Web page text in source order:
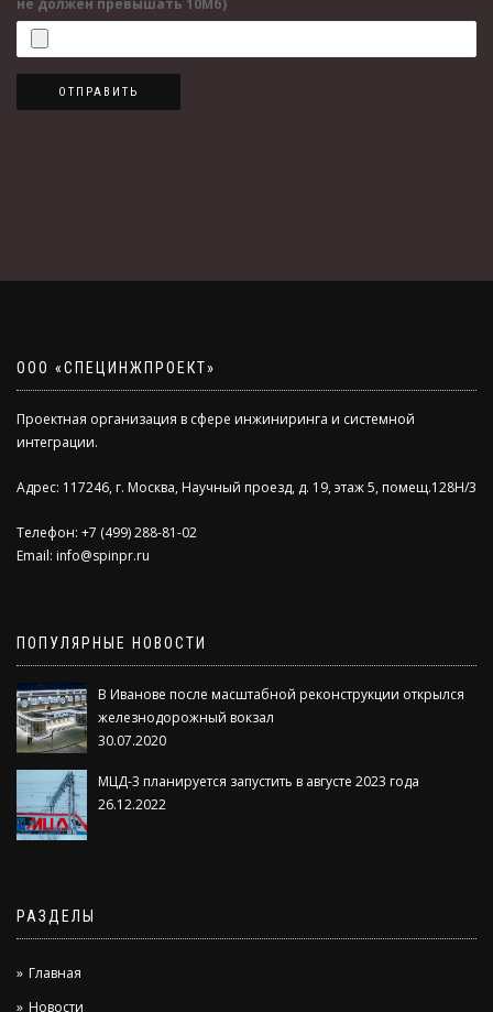
не должен превышать 10Мб)
ОТПРАВИТЬ
ООО «СПЕЦИНЖПРОЕКТ»
Проектная организация в сфере инжиниринга и системной
интеграции.
Адрес: 117246, г. Москва, Научный проезд, д. 19, этаж 5, помещ.128Н/3
Телефон: +7 (499) 288-81-02
Email: info@spinpr.ru
ПОПУЛЯРНЫЕ НОВОСТИ
В Иванове после масштабной реконструкции открылся
железнодорожный вокзал
30.07.2020
МЦД-3 планируется запустить в августе 2023 года
26.12.2022
РАЗДЕЛЫ
Главная
Новости